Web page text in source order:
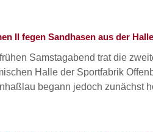
II fegen Sandhasen aus der Halle
Samstagabend trat die
Halle der Sportfabrik
begann jedoch zunächst